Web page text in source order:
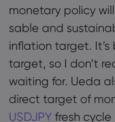
monetary policy
sable and
inflation target. It’s
target, so I don’t
waiting for. Ueda
direct target of
USDJPY fresh